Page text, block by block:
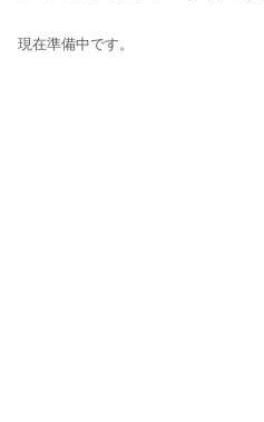
現在準備中です。